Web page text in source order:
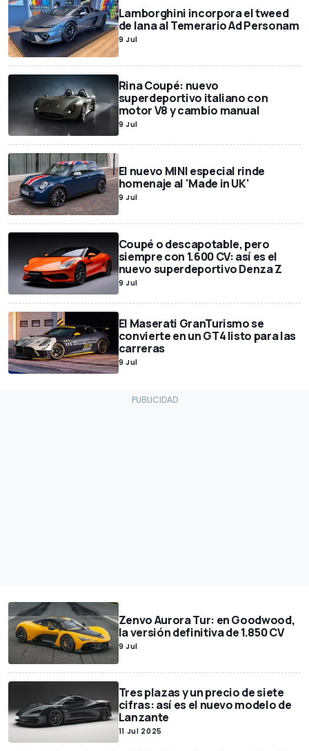
Lamborghini incorpora el tweed
de lana al Temerario Ad Personam
9 Jul
Rina Coupé: nuevo
superdeportivo italiano con
motor V8 y cambio manual
9 Jul
El nuevo MINI especial rinde
homenaje al 'Made in UK'
9 Jul
Coupé o descapotable, pero
siempre con 1.600 CV: así es el
nuevo superdeportivo Denza Z
9 Jul
El Maserati GranTurismo se
convierte en un GT4 listo para las
carreras
9 Jul
Zenvo Aurora Tur: en Goodwood,
la versión definitiva de 1.850 CV
9 Jul
Tres plazas y un precio de siete
cifras: así es el nuevo modelo de
Lanzante
11 Jul 2025